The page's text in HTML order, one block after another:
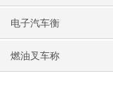
电子汽车衡
燃油叉车称